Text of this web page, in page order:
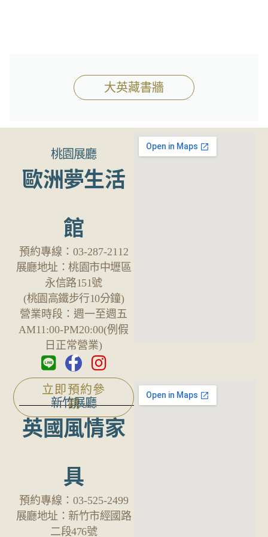
大英藏書牆
桃園展廳
歐洲夢生活
館
預約專線： 03-287-2112
展廳地址：桃園市中壢區
永信路151號
(桃園高鐵步行10分鐘)
營業時段：週一至週五
AM11:00-PM20:00(例假
日正常營業)
立即預約參
觀
新竹展廳
英國風情家
具
預約專線： 03-525-2499
展廳地址： 新竹市經國路
二段476號